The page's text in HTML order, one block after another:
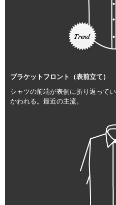
プラケットフロント（表前立て）
シャツの前端が表側に折り返って
かわれる。最近の主流。